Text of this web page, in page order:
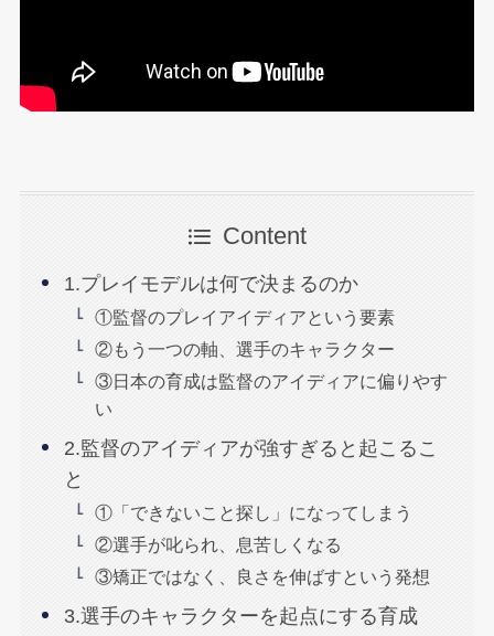
Content
1.プレイモデルは何で決まるのか
①監督のプレイアイディアという要素
②もう一つの軸、選手のキャラクター
③日本の育成は監督のアイディアに偏りやす
い
2.監督のアイディアが強すぎると起こるこ
と
①「できないこと探し」になってしまう
②選手が叱られ、息苦しくなる
③矯正ではなく、良さを伸ばすという発想
3.選手のキャラクターを起点にする育成